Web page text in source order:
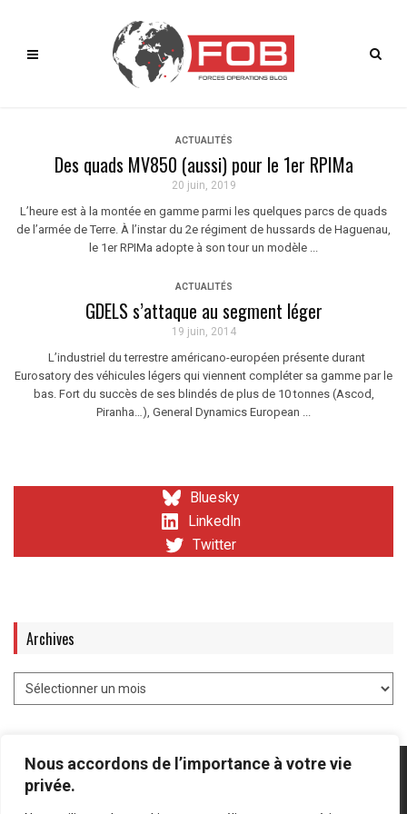
Nous accordons de l’importance à votre vie
privée.
ACTUALITÉS
Des quads MV850 (aussi) pour le 1er RPIMa
20 juin, 2019
L’heure est à la montée en gamme parmi les quelques parcs de quads
de l’armée de Terre. À l’instar du 2e régiment de hussards de Haguenau,
le 1er RPIMa adopte à son tour un modèle ...
ACTUALITÉS
GDELS s’attaque au segment léger
19 juin, 2014
L’industriel du terrestre américano-européen présente durant
Eurosatory des véhicules légers qui viennent compléter sa gamme par le
bas. Fort du succès de ses blindés de plus de 10 tonnes (Ascod,
Piranha…), General Dynamics European ...
Bluesky
LinkedIn
Twitter
Archives